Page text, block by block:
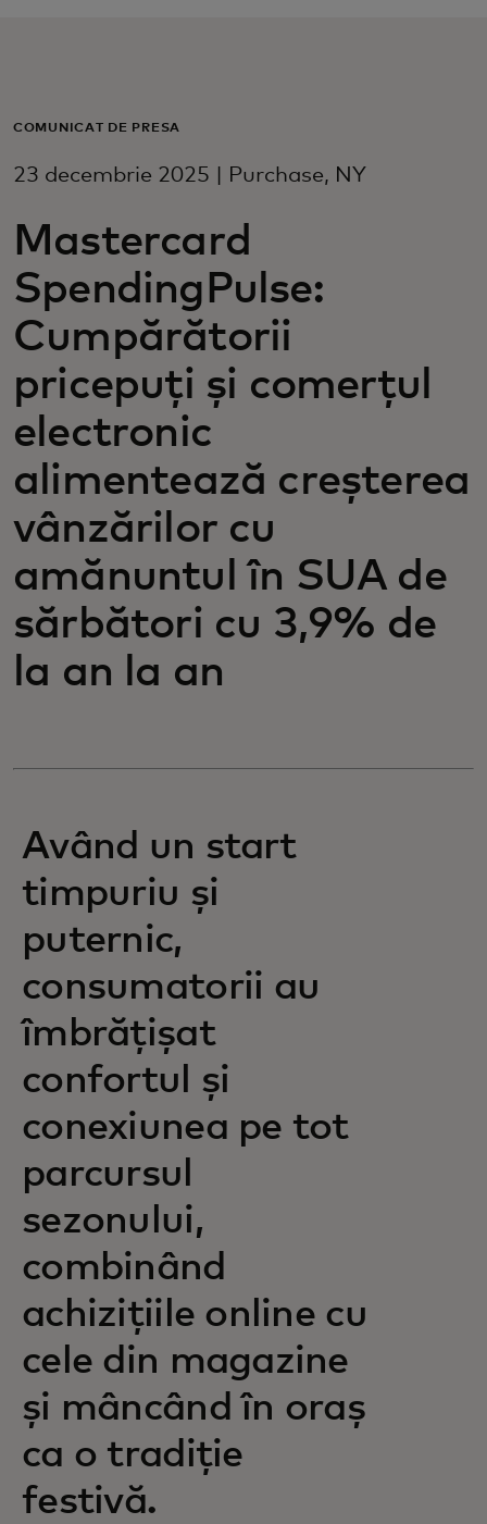
Pentru întreaga lume
Pentru inovatori
Știri și tendințe
COMUNICAT DE PRESĂ
23 decembrie 2025 | Purchase, NY
Mastercard
SpendingPulse:
Cumpărătorii
pricepuți și comerțul
electronic
alimentează creșterea
vânzărilor cu
amănuntul în SUA de
sărbători cu 3,9% de
la an la an
Având un start
timpuriu și
puternic,
consumatorii au
îmbrățișat
confortul și
conexiunea pe tot
parcursul
sezonului,
combinând
achizițiile online cu
cele din magazine
și mâncând în oraș
ca o tradiție
festivă.